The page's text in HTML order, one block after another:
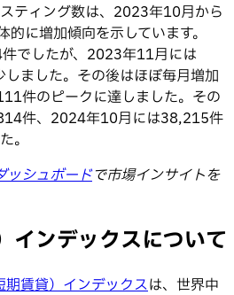
ティング数は、2023年10月から
に増加傾向を示しています。
でしたが、2023年11月には
ました。その後はほぼ毎月増加
件のピークに達しました。その
件、2024年10月には38,215件
。
ッシュボードで市場インサイトを
インデックスについて
期賃貸）インデックスは、世界中